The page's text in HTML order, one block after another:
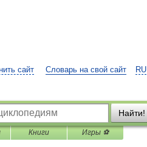
RU
сайт Словарь на свой сайт
Найти!
Книги Игры ⚽